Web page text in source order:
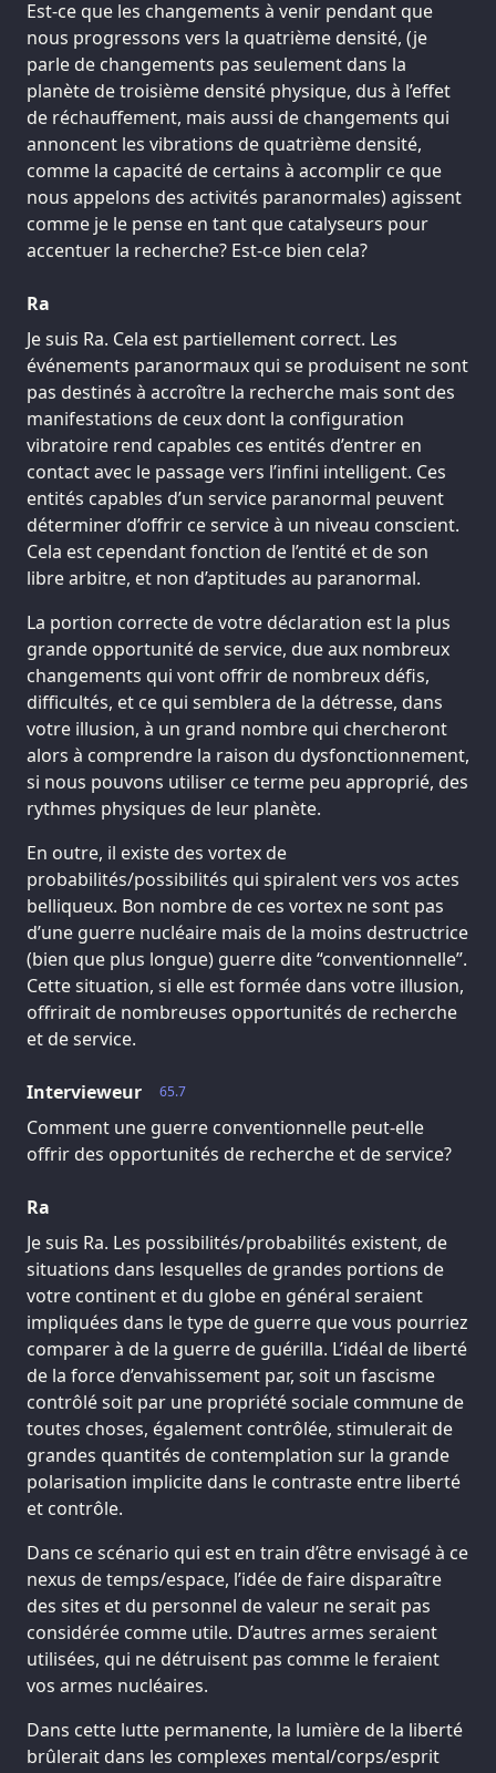
Est-ce que les changements à venir pendant que
nous progressons vers la quatrième densité, (je
parle de changements pas seulement dans la
planète de troisième densité physique, dus à l’effet
de réchauffement, mais aussi de changements qui
annoncent les vibrations de quatrième densité,
comme la capacité de certains à accomplir ce que
nous appelons des activités paranormales) agissent
comme je le pense en tant que catalyseurs pour
accentuer la recherche? Est-ce bien cela?
Ra
Je suis Ra. Cela est partiellement correct. Les
événements paranormaux qui se produisent ne sont
pas destinés à accroître la recherche mais sont des
manifestations de ceux dont la configuration
vibratoire rend capables ces entités d’entrer en
contact avec le passage vers l’infini intelligent. Ces
entités capables d’un service paranormal peuvent
déterminer d’offrir ce service à un niveau conscient.
Cela est cependant fonction de l’entité et de son
libre arbitre, et non d’aptitudes au paranormal.
La portion correcte de votre déclaration est la plus
grande opportunité de service, due aux nombreux
changements qui vont offrir de nombreux défis,
difficultés, et ce qui semblera de la détresse, dans
votre illusion, à un grand nombre qui chercheront
alors à comprendre la raison du dysfonctionnement,
si nous pouvons utiliser ce terme peu approprié, des
rythmes physiques de leur planète.
En outre, il existe des vortex de
probabilités/possibilités qui spiralent vers vos actes
belliqueux. Bon nombre de ces vortex ne sont pas
d’une guerre nucléaire mais de la moins destructrice
(bien que plus longue) guerre dite “conventionnelle”.
Cette situation, si elle est formée dans votre illusion,
offrirait de nombreuses opportunités de recherche
et de service.
65.7
Intervieweur
Comment une guerre conventionnelle peut-elle
offrir des opportunités de recherche et de service?
Ra
Je suis Ra. Les possibilités/probabilités existent, de
situations dans lesquelles de grandes portions de
votre continent et du globe en général seraient
impliquées dans le type de guerre que vous pourriez
comparer à de la guerre de guérilla. L’idéal de liberté
de la force d’envahissement par, soit un fascisme
contrôlé soit par une propriété sociale commune de
toutes choses, également contrôlée, stimulerait de
grandes quantités de contemplation sur la grande
polarisation implicite dans le contraste entre liberté
et contrôle.
Dans ce scénario qui est en train d’être envisagé à ce
nexus de temps/espace, l’idée de faire disparaître
des sites et du personnel de valeur ne serait pas
considérée comme utile. D’autres armes seraient
utilisées, qui ne détruisent pas comme le feraient
vos armes nucléaires.
Dans cette lutte permanente, la lumière de la liberté
brûlerait dans les complexes mental/corps/esprit